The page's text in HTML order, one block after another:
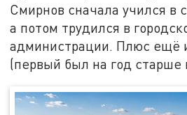
Смирнов сначала учился в
а потом трудился в
администрации. Плюс ещё
(первый был на год старше